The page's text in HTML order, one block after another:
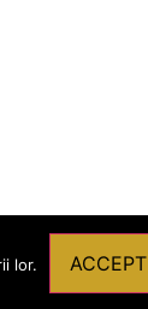
lor. ACCEPT